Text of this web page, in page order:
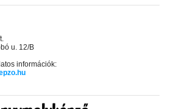
u. 12/B
információk: